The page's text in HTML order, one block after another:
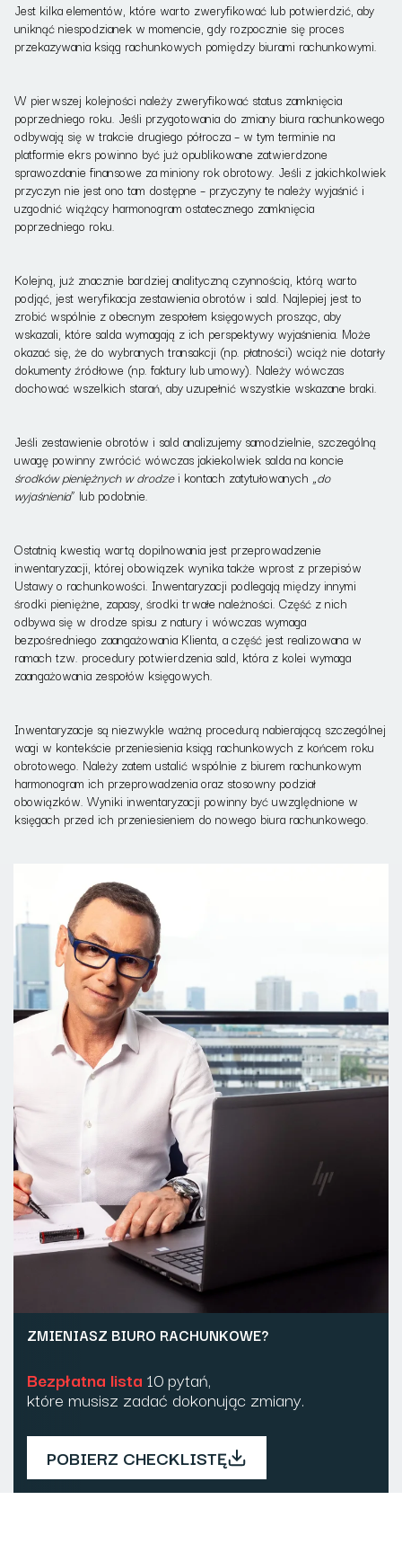
Jest kilka elementów, które warto zweryfikować lub potwierdzić, aby
uniknąć niespodzianek w momencie, gdy rozpocznie się proces
przekazywania ksiąg rachunkowych pomiędzy biurami rachunkowymi.
W pierwszej kolejności należy zweryfikować status zamknięcia
poprzedniego roku. Jeśli przygotowania do zmiany biura rachunkowego
odbywają się w trakcie drugiego półrocza – w tym terminie na
platformie ekrs powinno być już opublikowane zatwierdzone
sprawozdanie finansowe za miniony rok obrotowy. Jeśli z jakichkolwiek
przyczyn nie jest ono tam dostępne – przyczyny te należy wyjaśnić i
uzgodnić wiążący harmonogram ostatecznego zamknięcia
poprzedniego roku.
Kolejną, już znacznie bardziej analityczną czynnością, którą warto
podjąć, jest weryfikacja zestawienia obrotów i sald. Najlepiej jest to
zrobić wspólnie z obecnym zespołem księgowych prosząc, aby
wskazali, które salda wymagają z ich perspektywy wyjaśnienia. Może
okazać się, że do wybranych transakcji (np. płatności) wciąż nie dotarły
dokumentyźródłowe (np. faktury lub umowy). Należy wówczas
dochować wszelkich starań, aby uzupełnić wszystkie wskazane braki.
Jeśli zestawienie obrotów i sald analizujemy samodzielnie, szczególną
uwagę powinny zwrócić wówczas jakiekolwiek salda na koncie
środków pieniężnych w drodzei kontach zatytułowanych „do
wyjaśnienia” lub podobnie.
Ostatnią kwestią wartą dopilnowania jest przeprowadzenie
inwentaryzacji, której obowiązek wynika także wprost z przepisów
Ustawy o rachunkowości. Inwentaryzacji podlegają między innymi
środki pieniężne, zapasy, środki trwałe należności. Część z nich
odbywa się w drodze spisu z natury i wówczas wymaga
bezpośredniego zaangażowania Klienta, a część jest realizowana w
ramach tzw. procedury potwierdzenia sald, która z kolei wymaga
zaangażowania zespołów księgowych.
Inwentaryzacje są niezwykle ważną procedurą nabierającą szczególnej
wagi w kontekście przeniesienia ksiąg rachunkowych z końcem roku
obrotowego. Należy zatem ustalić wspólnie z biurem rachunkowym
harmonogram ich przeprowadzenia oraz stosowny podział
obowiązków. Wyniki inwentaryzacji powinny być uwzględnione w
księgach przed ich przeniesieniem do nowego biura rachunkowego.
ZMIENIASZ BIURO RACHUNKOWE?
Bezpłatna lista 10 pytań,
które musisz zadać dokonując zmiany.
POBIERZ CHECKLISTĘ